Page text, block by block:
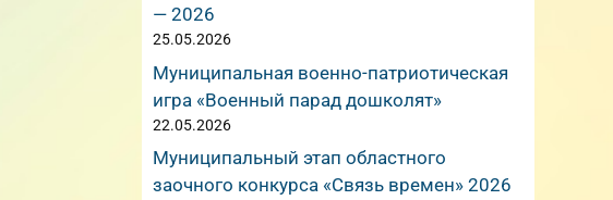
— 2026
25.05.2026
Муниципальная военно-патриотическая
игра «Военный парад дошколят»
22.05.2026
Муниципальный этап областного
заочного конкурса «Связь времен» 2026